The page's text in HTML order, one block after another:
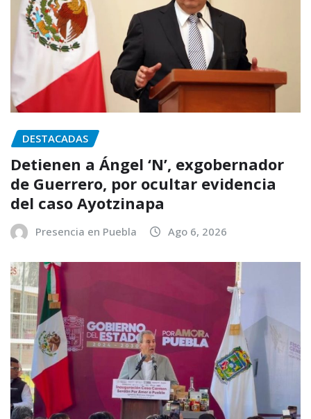
DESTACADAS
Detienen a Ángel ‘N’, exgobernador
de Guerrero, por ocultar evidencia
del caso Ayotzinapa
Presencia en Puebla Ago 6, 2026